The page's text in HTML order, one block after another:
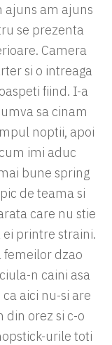
ajuns am ajuns
se prezenta
Camera
si o intreaga
fiind. I-a
sa cinam
noptii, apoi
imi aduc
bune spring
de teama si
care nu stie
printre straini.
dzao
n caini asa
aici nu-si are
din orez si c-o
urile toti